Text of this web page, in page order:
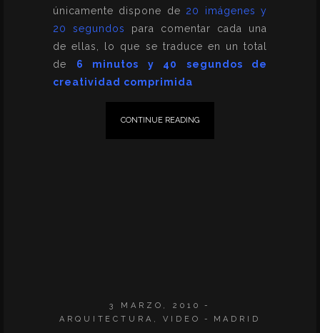
únicamente dispone de 20 imágenes y
20 segundos
para comentar cada una
de ellas, lo que se traduce en un total
de 6 minutos y 40 segundos de
creatividad comprimida
CONTINUE READING
3 MARZO, 2010
ARQUITECTURA ,VIDEO MADRID